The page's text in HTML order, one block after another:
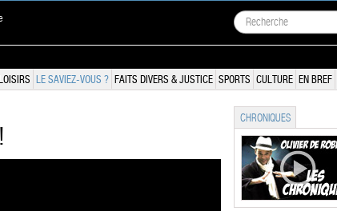
LOISIRS LE SAVIEZ-VOUS ? FAITS DIVERS & JUSTICE SPORTS CULTURE EN BREF
CHRONIQUES